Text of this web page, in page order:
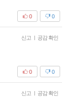
0
0
신고 | 공감 확인
0
0
신고 | 공감 확인